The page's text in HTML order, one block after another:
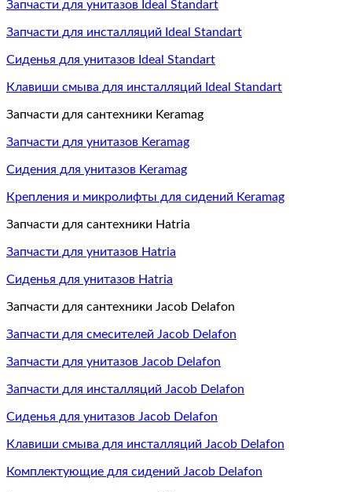
Запчасти для унитазов Ideal Standart
Запчасти для инсталляций Ideal Standart
Сиденья для унитазов Ideal Standart
Клавиши смыва для инсталляций Ideal Standart
Запчасти для сантехники Keramag
Запчасти для унитазов Keramag
Сидения для унитазов Keramag
Крепления и микролифты для сидений Keramag
Запчасти для сантехники Hatria
Запчасти для унитазов Hatria
Сиденья для унитазов Hatria
Запчасти для сантехники Jacob Delafon
Запчасти для смесителей Jacob Delafon
Запчасти для унитазов Jacob Delafon
Запчасти для инсталляций Jacob Delafon
Сиденья для унитазов Jacob Delafon
Клавиши смыва для инсталляций Jacob Delafon
Комплектующие для сидений Jacob Delafon